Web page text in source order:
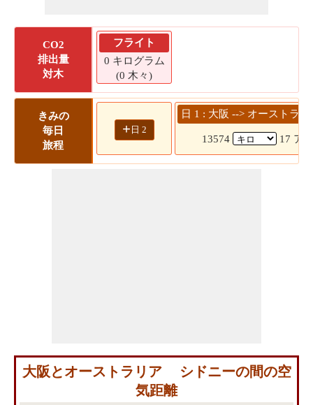
CO2
排出量
対木
フライト
0 キログラム
(0 木々)
きみの
毎日
旅程
+ 日 2
日 1 : 大阪 --> オーストラ
13574 17 ア
大阪とオーストラリア シドニーの間の空
気距離